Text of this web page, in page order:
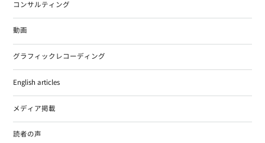
コンサルティング
動画
グラフィックレコーディング
English articles
メディア掲載
読者の声